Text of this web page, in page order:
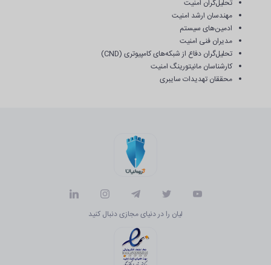
تحلیل‌گران امنیت
مهندسان ارشد امنیت
ادمین‌های سیستم
مدیران فنی امنیت
تحلیل‌گران دفاع از شبکه‌های کامپیوتری (CND)
کارشناسان مانیتورینگ امنیت
محققان تهدیدات سایبری
لیان را در دنیای مجازی دنبال کنید